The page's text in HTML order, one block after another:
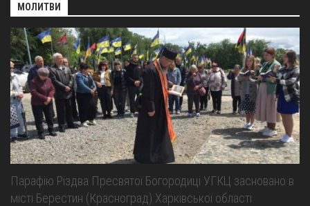
МОЛИТВИ
Парафію Різдва Пресвятої Богородиці УГКЦ засновано в
місті Берестин (Красноград) Харківської області